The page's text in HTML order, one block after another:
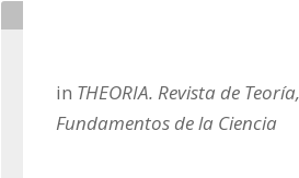
in THEORIA. Revista de
Fundamentos de la Ciencia